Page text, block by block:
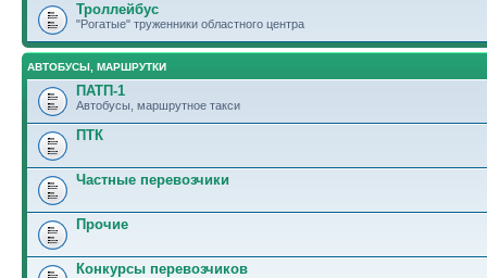
Троллейбус
"Рогатые" труженники областного центра
АВТОБУСЫ, МАРШРУТКИ
ПАТП-1
Автобусы, маршрутное такси
ПТК
Частные перевозчики
Прочие
Конкурсы перевозчиков